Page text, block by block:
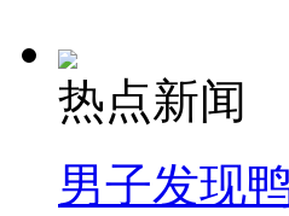
热点新闻
男子发现